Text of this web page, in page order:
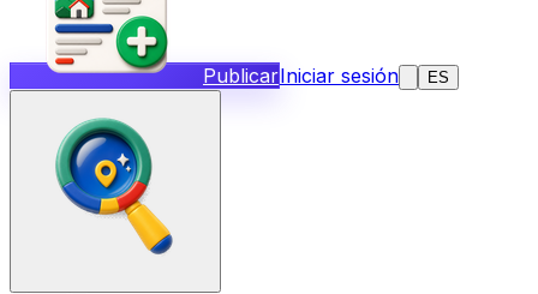
PublicarIniciar sesión ES